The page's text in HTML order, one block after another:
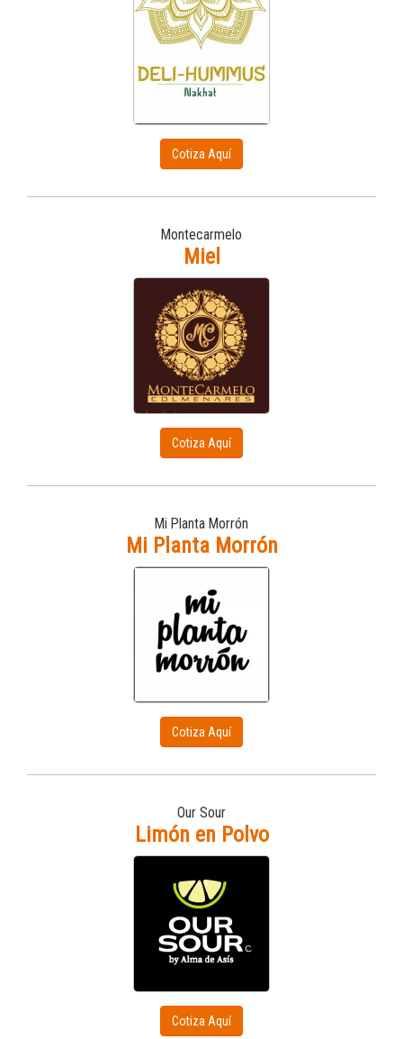
Cotiza Aquí
Montecarmelo
Miel
Cotiza Aquí
Mi Planta Morrón
Mi Planta Morrón
Cotiza Aquí
Our Sour
Limón en Polvo
Cotiza Aquí